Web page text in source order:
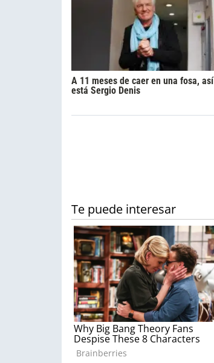
A 11 meses de caer en una fosa, así
está Sergio Denis